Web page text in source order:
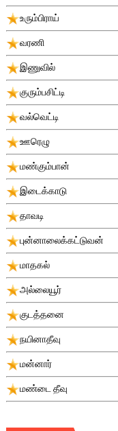
உரும்பிராய்
வரணி
இணுவில்
குரும்பசிட்டி
வல்வெட்டி
ஊரெழு
மண்கும்பான்
இடைக்காடு
தாவடி
புன்னாலைக்கட்டுவன்
மாதகல்
அல்லையூர்
குடத்தனை
நயினாதீவு
மன்னார்
மண்டை தீவு